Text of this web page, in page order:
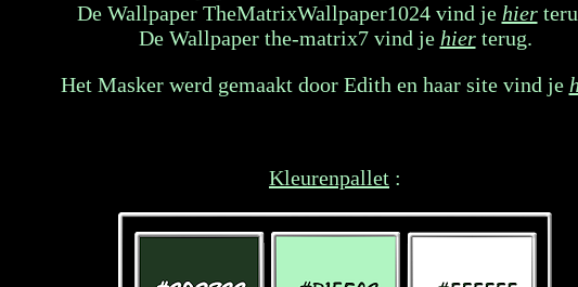
De Wallpaper TheMatrixWallpaper1024 vind je hier
De Wallpaper the-matrix7 vind je hierterug.
Het Masker werd gemaakt door Edith en haar site vind je
Kleurenpallet :